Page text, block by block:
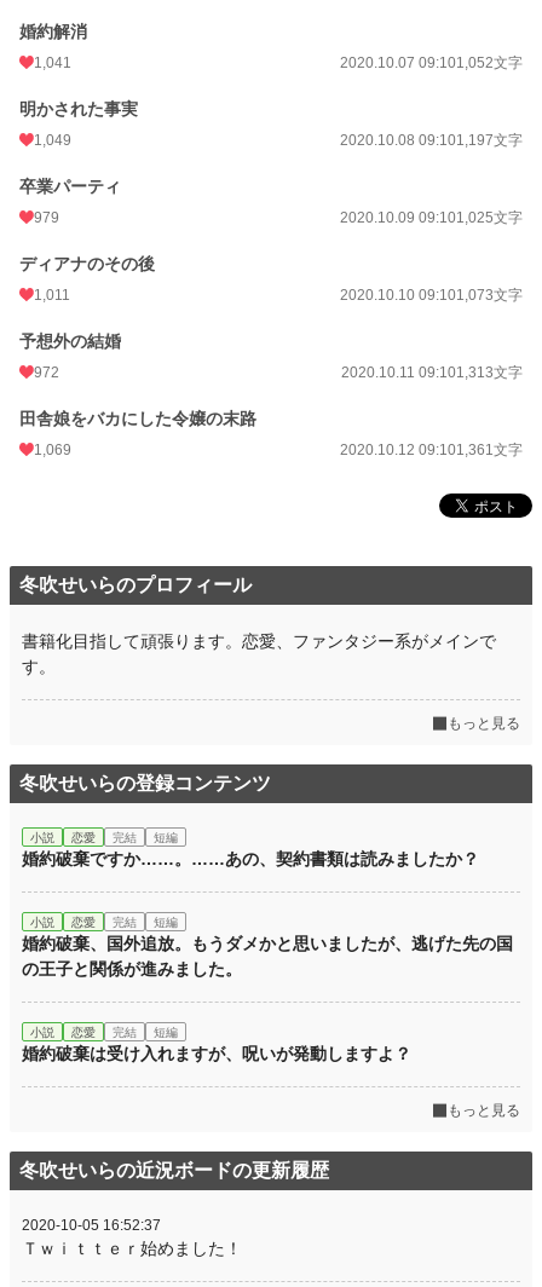
婚約解消
1,041 2020.10.07 09:101,052文字
明かされた事実
1,049 2020.10.08 09:101,197文字
卒業パーティ
979 2020.10.09 09:101,025文字
ディアナのその後
1,011 2020.10.10 09:101,073文字
予想外の結婚
972 2020.10.11 09:101,313文字
田舎娘をバカにした令嬢の末路
1,069 2020.10.12 09:101,361文字
冬吹せいらのプロフィール
書籍化目指して頑張ります。恋愛、ファンタジー系がメインで
す。
もっと見る
冬吹せいらの登録コンテンツ
小説 恋愛 完結 短編
婚約破棄ですか……。……あの、契約書類は読みましたか？
小説 恋愛 完結 短編
婚約破棄、国外追放。もうダメかと思いましたが、逃げた先の国
の王子と関係が進みました。
小説 恋愛 完結 短編
婚約破棄は受け入れますが、呪いが発動しますよ？
もっと見る
冬吹せいらの近況ボードの更新履歴
2020-10-05 16:52:37
Ｔｗｉｔｔｅｒ始めました！